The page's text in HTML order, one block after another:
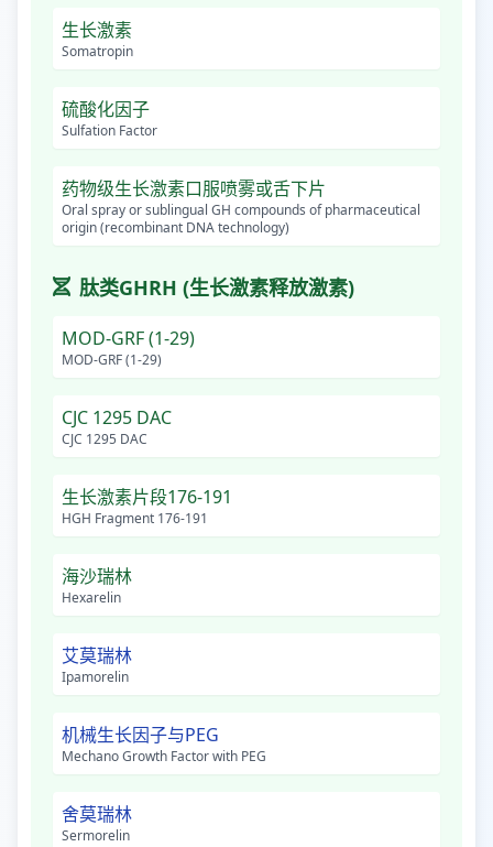
生长激素
Somatropin
硫酸化因子
Sulfation Factor
药物级生长激素口服喷雾或舌下片
Oral spray or sublingual GH compounds of pharmaceutical
origin (recombinant DNA technology)
肽类GHRH (生长激素释放激素)
MOD-GRF (1-29)
MOD-GRF (1-29)
CJC 1295 DAC
CJC 1295 DAC
生长激素片段176-191
HGH Fragment 176-191
海沙瑞林
Hexarelin
艾莫瑞林
Ipamorelin
机械生长因子与PEG
Mechano Growth Factor with PEG
舍莫瑞林
Sermorelin